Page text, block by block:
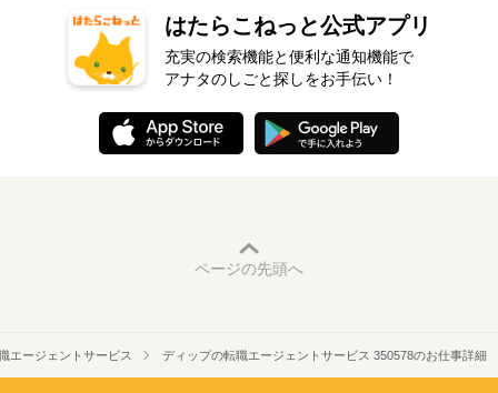
はたらこねっと公式アプリ
充実の検索機能と便利な通知機能で
アナタのしごと探しをお手伝い！
ページの先頭へ
エージェントサービス ディップの転職エージェントサービス 350578のお仕事詳細